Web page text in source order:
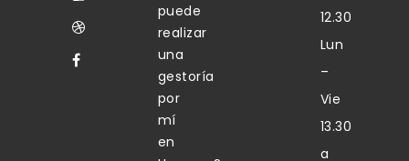
puede
realizar
una
gestoría
por
mí
en
12.30
Lun
–
Vie
13.30
a